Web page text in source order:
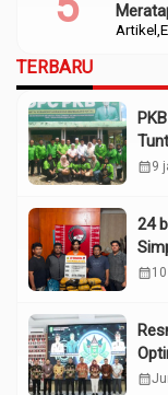
Artikel
TERBARU
calendar_month9
24
calendar_month
calendar_month